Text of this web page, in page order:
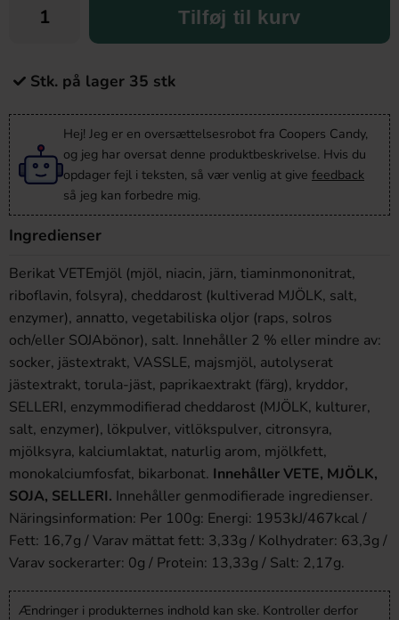
Tilføj til kurv
Stk. på lager 35 stk
Hej! Jeg er en oversættelsesrobot fra Coopers Candy,
og jeg har oversat denne produktbeskrivelse. Hvis du
opdager fejl i teksten, så vær venlig at give feedback
så jeg kan forbedre mig.
Ingredienser
Berikat VETEmjöl (mjöl, niacin, järn, tiaminmononitrat,
riboflavin, folsyra), cheddarost (kultiverad MJÖLK, salt,
enzymer), annatto, vegetabiliska oljor (raps, solros
och/eller SOJAbönor), salt. Innehåller 2 % eller mindre av:
socker, jästextrakt, VASSLE, majsmjöl, autolyserat
jästextrakt, torula-jäst, paprikaextrakt (färg), kryddor,
SELLERI, enzymmodifierad cheddarost (MJÖLK, kulturer,
salt, enzymer), lökpulver, vitlökspulver, citronsyra,
mjölksyra, kalciumlaktat, naturlig arom, mjölkfett,
monokalciumfosfat, bikarbonat. Innehåller VETE, MJÖLK,
SOJA, SELLERI. Innehåller genmodifierade ingredienser.
Näringsinformation: Per 100g: Energi: 1953kJ/467kcal /
Fett: 16,7g / Varav mättat fett: 3,33g / Kolhydrater: 63,3g /
Varav sockerarter: 0g / Protein: 13,33g / Salt: 2,17g.
Ændringer i produkternes indhold kan ske. Kontroller derfor